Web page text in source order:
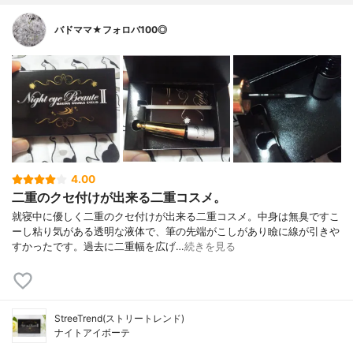
バドママ★フォロバ100◎
4.00
二重のクセ付けが出来る二重コスメ。
就寝中に優しく二重のクセ付けが出来る二重コスメ。中身は無臭ですこ
ーし粘り気がある透明な液体で、筆の先端がこしがあり瞼に線が引きや
すかったです。過去に二重幅を広げ…続きを見る
StreeTrend(ストリートレンド)
ナイトアイボーテ